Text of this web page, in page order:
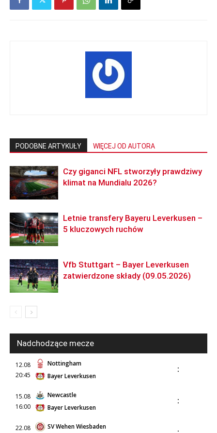
PODOBNE ARTYKUŁY WIĘCEJ OD AUTORA
Czy giganci NFL stworzyły prawdziwy
klimat na Mundialu 2026?
Letnie transfery Bayeru Leverkusen –
5 kluczowych ruchów
Vfb Stuttgart – Bayer Leverkusen
zatwierdzone składy (09.05.2026)
Nadchodzące mecze
12.08
20:45
Nottingham
Bayer Leverkusen
:
15.08
16:00
Newcastle
Bayer Leverkusen
:
22.08
SV Wehen Wiesbaden